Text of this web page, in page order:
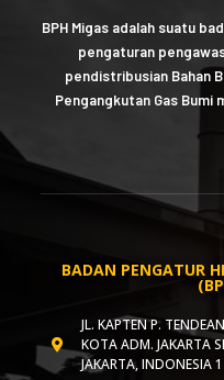
BPH Migas adalah suatu
pengaturan
pendistribusian Bahan
Pengangkutan Gas Bumi
BADAN PENGATUR
JL. KAPTEN P.
KOTA ADM. JAKARTA
JAKARTA, INDONESIA